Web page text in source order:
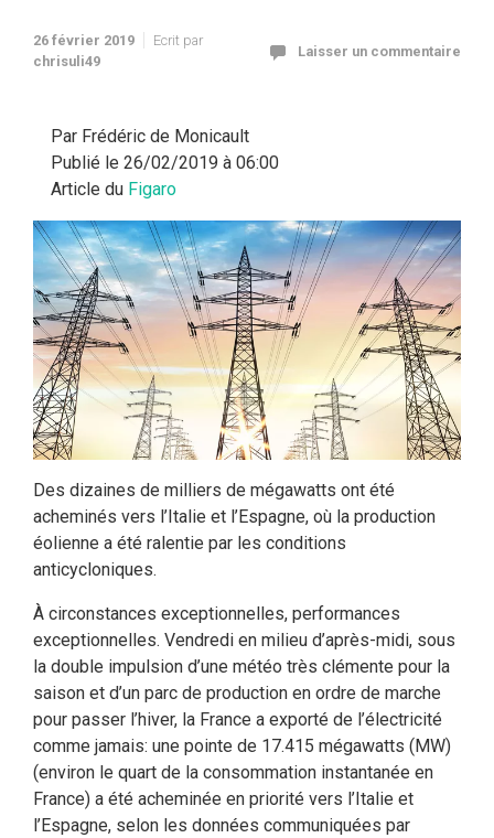
26 février 2019
Ecrit par
chrisuli49
Laisser un commentaire
Par Frédéric de Monicault
Publié le 26/02/2019 à 06:00
Article du Figaro
Des dizaines de milliers de mégawatts ont été
acheminés vers l’Italie et l’Espagne, où la production
éolienne a été ralentie par les conditions
anticycloniques.
À circonstances exceptionnelles, performances
exceptionnelles. Vendredi en milieu d’après-midi, sous
la double impulsion d’une météo très clémente pour la
saison et d’un parc de production en ordre de marche
pour passer l’hiver, la France a exporté de l’électricité
comme jamais: une pointe de 17.415 mégawatts (MW)
(environ le quart de la consommation instantanée en
France) a été acheminée en priorité vers l’Italie et
l’Espagne, selon les données communiquées par